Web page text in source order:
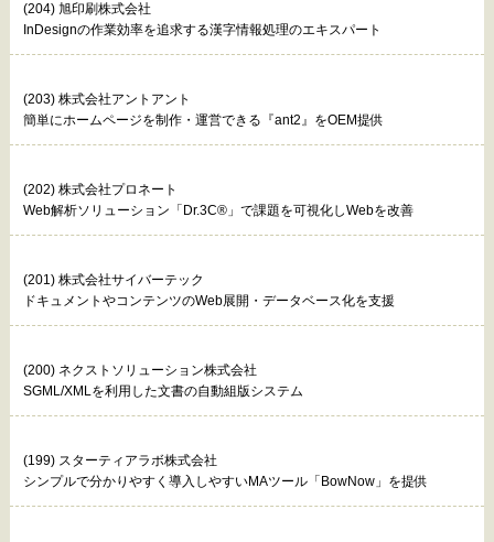
(204) 旭印刷株式会社
InDesignの作業効率を追求する漢字情報処理のエキスパート
(203) 株式会社アントアント
簡単にホームページを制作・運営できる『ant2』をOEM提供
(202) 株式会社プロネート
Web解析ソリューション「Dr.3C®」で課題を可視化しWebを改善
(201) 株式会社サイバーテック
ドキュメントやコンテンツのWeb展開・データベース化を支援
(200) ネクストソリューション株式会社
SGML/XMLを利用した文書の自動組版システム
(199) スターティアラボ株式会社
シンプルで分かりやすく導入しやすいMAツール「BowNow」を提供